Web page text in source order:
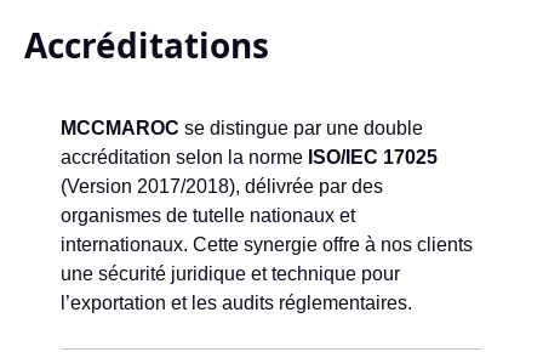
Accréditations
MCCMAROC se distingue par une double
accréditation selon la norme ISO/IEC 17025
(Version 2017/2018), délivrée par des
organismes de tutelle nationaux et
internationaux. Cette synergie offre à nos clients
une sécurité juridique et technique pour
l’exportation et les audits réglementaires.